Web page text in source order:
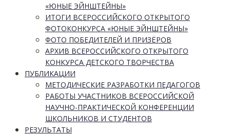
«ЮНЫЕ ЭЙНШТЕЙНЫ»
ИТОГИ ВСЕРОССИЙСКОГО ОТКРЫТОГО
ФОТОКОНКУРСА «ЮНЫЕ ЭЙНШТЕЙНЫ»
ФОТО ПОБЕДИТЕЛЕЙ И ПРИЗЁРОВ
АРХИВ ВСЕРОССИЙСКОГО ОТКРЫТОГО
КОНКУРСА ДЕТСКОГО ТВОРЧЕСТВА
ПУБЛИКАЦИИ
МЕТОДИЧЕСКИЕ РАЗРАБОТКИ ПЕДАГОГОВ
РАБОТЫ УЧАСТНИКОВ ВСЕРОССИЙСКОЙ
НАУЧНО-ПРАКТИЧЕСКОЙ КОНФЕРЕНЦИИ
ШКОЛЬНИКОВ И СТУДЕНТОВ
РЕЗУЛЬТАТЫ